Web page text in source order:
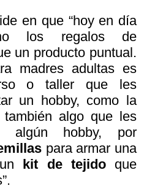
en que “hoy en día
los regalos de
un producto puntual.
madres adultas es
o taller que les
un hobby, como la
algo que les
algún hobby, por
para armar una
kit de tejido que